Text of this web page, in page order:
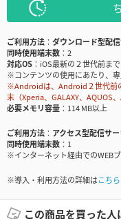
ご利用方法
ダウンロード型配
同時使用端末数
2
対応OS
iOS最新の２世代前ま
※コンテンツの使用にあたり、
※Androidは、Android２世代前
末（Xperia、GALAXY、AQUOS
必要メモリ容量
114 MB以上
ご利用方法
アクセス型配信サー
同時使用端末数
1
※インターネット経由でのWEB
※導入・利用方法の詳細はこちら
この商品を買った人